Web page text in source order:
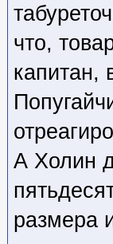
что,
капитан,
А Холин
размера